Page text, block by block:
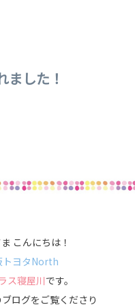
ました！
こんにちは！
トヨタNorth
ス寝屋川です。
ログをご覧くださり